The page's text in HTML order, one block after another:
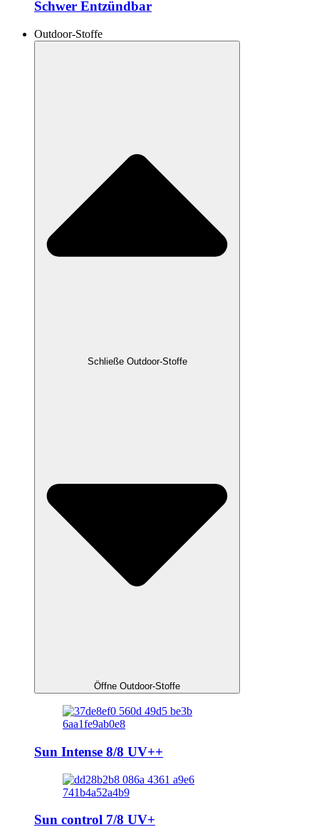
Schwer Entzündbar
Outdoor-Stoffe
Schließe Outdoor-Stoffe
Öffne Outdoor-Stoffe
Sun Intense 8/8 UV++
Sun control 7/8 UV+